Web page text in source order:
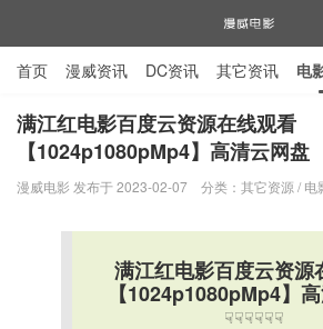
漫威电影
首页 漫威资讯 DC资讯 其它资讯 电
电视剧资源 漫威图片
满江红电影百度云资源在线观看
【1024p1080pMp4】高清云网盘
漫威电影 发布于 2023-02-07 分类： 其它资源 / 电
满江红电影百度云资源
【1024p1080pMp4】
☟☟☟☟☟☟